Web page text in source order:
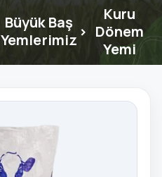
Büyük Baş
Yemlerimiz >
Kuru
Dönem
Yemi